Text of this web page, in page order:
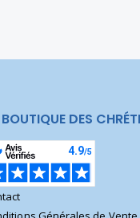
DES